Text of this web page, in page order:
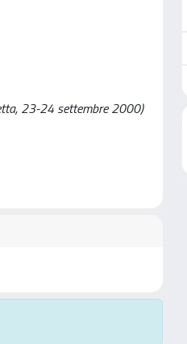
23-24 settembre 2000)